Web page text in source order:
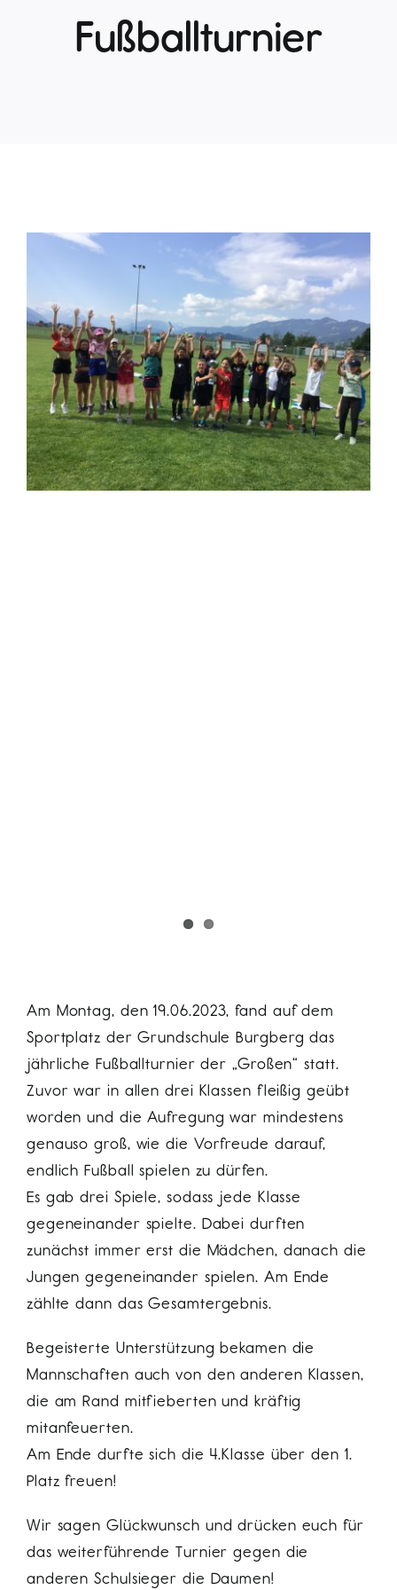
Fußballturnier
Zeige
Bild
Am Montag, den 19.06.2023, fand auf dem
Sportplatz der Grundschule Burgberg das
jährliche Fußballturnier der „Großen“ statt.
Zuvor war in allen drei Klassen fleißig geübt
worden und die Aufregung war mindestens
genauso groß, wie die Vorfreude darauf,
endlich Fußball spielen zu dürfen.
Es gab drei Spiele, sodass jede Klasse
gegeneinander spielte. Dabei durften
zunächst immer erst die Mädchen, danach die
Jungen gegeneinander spielen. Am Ende
zählte dann das Gesamtergebnis.
Begeisterte Unterstützung bekamen die
Mannschaften auch von den anderen Klassen,
die am Rand mitfieberten und kräftig
mitanfeuerten.
Am Ende durfte sich die 4.Klasse über den 1.
Platz freuen!
Wir sagen Glückwunsch und drücken euch für
das weiterführende Turnier gegen die
anderen Schulsieger die Daumen!